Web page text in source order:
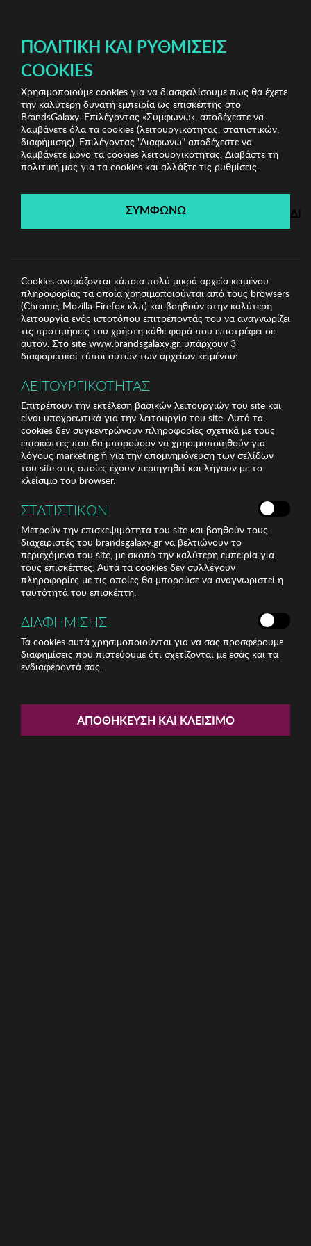
Mega Bazaar Γυναικεία Ρολόγια
Γυναικείο Ρολόι
FRENCH CONNECTION
Mega Bazaar
Λήγει σε: 00ημέρες | 00ώρες 00λεπτά 00δευτ.
Γυναικείο Ρολόι FRENCH
ΠΟΛΙΤΙΚΉ ΚΑΙ ΡΥΘΜΊΣΕΙΣ
COOKIES
Χρησιμοποιούμε cookies για να διασφαλίσουμε πως θα έχετε
την καλύτερη δυνατή εμπειρία ως επισκέπτης στο
BrandsGalaxy. Επιλέγοντας «Συμφωνώ», αποδέχεστε να
λαμβάνετε όλα τα cookies (λειτουργικότητας, στατιστικών,
διαφήμισης). Επιλέγοντας "Διαφωνώ" αποδέχεστε να
λαμβάνετε μόνο τα cookies λειτουργικότητας. Διαβάστε τη
πολιτική μας για τα cookies και αλλάξτε τις ρυθμίσεις.
ΣΥΜΦΩΝΩ
Cookies ονομάζονται κάποια πολύ μικρά αρχεία κειμένου
πληροφορίας τα οποία χρησιμοποιούνται από τους browsers
(Chrome, Mozilla Firefox κλπ) και βοηθούν στην καλύτερη
λειτουργία ενός ιστοτόπου επιτρέποντάς του να αναγνωρίζει
τις προτιμήσεις του χρήστη κάθε φορά που επιστρέφει σε
αυτόν. Στο site www.brandsgalaxy.gr, υπάρχουν 3
διαφορετικοί τύποι αυτών των αρχείων κειμένου:
ΛΕΙΤΟΥΡΓΙΚΟΤΗΤΑΣ
Επιτρέπουν την εκτέλεση βασικών λειτουργιών του site και
είναι υποχρεωτικά για την λειτουργία του site. Αυτά τα
cookies δεν συγκεντρώνουν πληροφορίες σχετικά με τους
επισκέπτες που θα μπορούσαν να χρησιμοποιηθούν για
λόγους marketing ή για την απομνημόνευση των σελίδων
του site στις οποίες έχουν περιηγηθεί και λήγουν με το
κλείσιμο του browser.
ΣΤΑΤΙΣΤΙΚΩΝ
Μετρούν την επισκεψιμότητα του site και βοηθούν τους
διαχειριστές του brandsgalaxy.gr να βελτιώνουν το
περιεχόμενο του site, με σκοπό την καλύτερη εμπειρία για
τους επισκέπτες. Αυτά τα cookies δεν συλλέγουν
πληροφορίες με τις οποίες θα μπορούσε να αναγνωριστεί η
ταυτότητά του επισκέπτη.
ΔΙΑΦΗΜΙΣΗΣ
Τα cookies αυτά χρησιμοποιούνται για να σας προσφέρουμε
διαφημίσεις που πιστεύουμε ότι σχετίζονται με εσάς και τα
ενδιαφέροντά σας.
ΑΠΟΘΉΚΕΥΣΗ ΚΑΙ ΚΛΕΊΣΙΜΟ